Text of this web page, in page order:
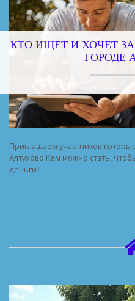
КТО ИЩЕТ И ХОЧЕТ
ГОРОДЕ
Приглашаем участников
Алтухово Кем можно стать,
деньги?